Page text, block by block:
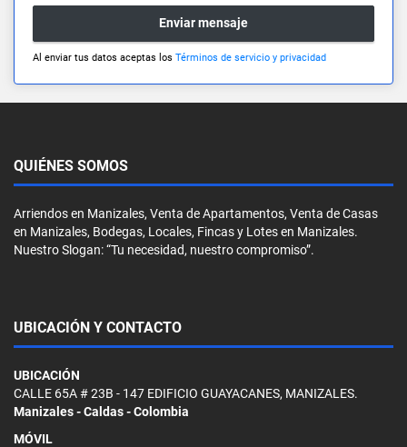
Enviar mensaje
Al enviar tus datos aceptas los Términos de servicio y privacidad
QUIÉNES SOMOS
Arriendos en Manizales, Venta de Apartamentos, Venta de Casas
en Manizales, Bodegas, Locales, Fincas y Lotes en Manizales.
Nuestro Slogan: “Tu necesidad, nuestro compromiso”.
UBICACIÓN Y CONTACTO
UBICACIÓN
CALLE 65A # 23B - 147 EDIFICIO GUAYACANES, MANIZALES.
Manizales - Caldas - Colombia
MÓVIL